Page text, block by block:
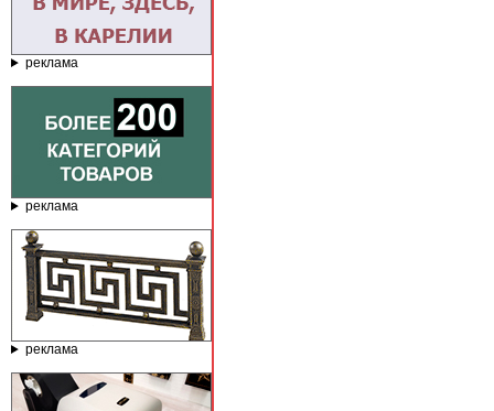
реклама
реклама
реклама